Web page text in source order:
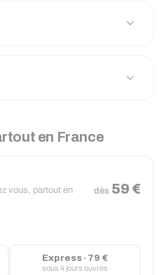
en France
vous, partout en
dès 59 €
Express · 79 €
sous 4 jours ouvrés